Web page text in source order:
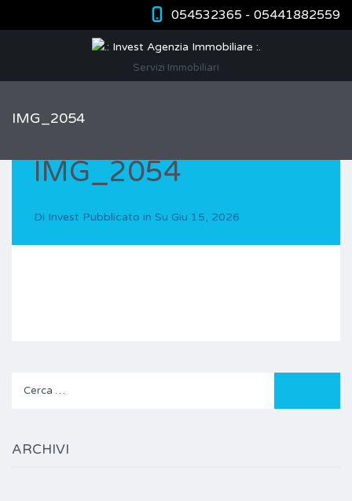
054532365 - 05441882559
Servizi Immobiliari
IMG_2054
IMG_2054
Di Invest Pubblicato in Su Giu 15, 2026
ARCHIVI